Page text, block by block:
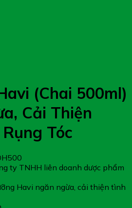
(Chai 500ml)
Cải Thiện
Tóc
ty TNHH liên doanh dược phẩm
Havi ngăn ngừa, cải thiện tình